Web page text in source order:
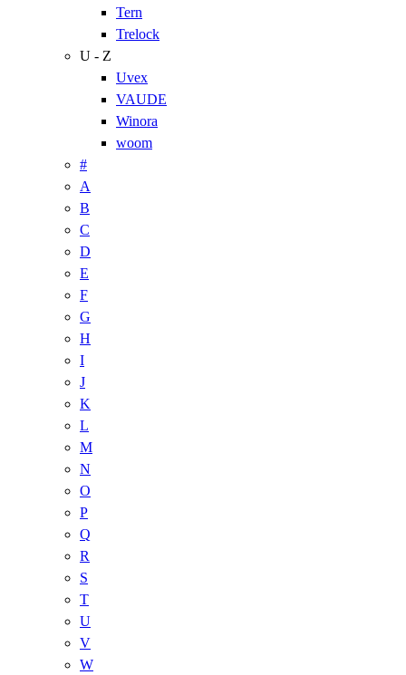
Tern
Trelock
U - Z
Uvex
VAUDE
Winora
woom
#
A
B
C
D
E
F
G
H
I
J
K
L
M
N
O
P
Q
R
S
T
U
V
W